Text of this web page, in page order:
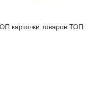
карточки товаров ТОП